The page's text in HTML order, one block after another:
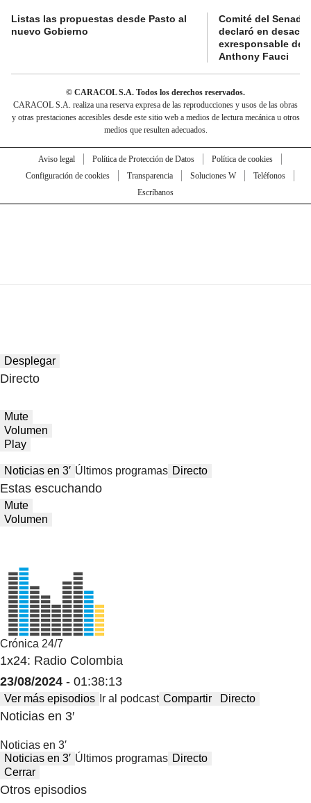
Listas las propuestas desde Pasto al
nuevo Gobierno
Comité del Senado
declaró en
exresponsable de
Anthony Fauci
© CARACOL S.A. Todos los derechos reservados.
CARACOL S.A. realiza una reserva expresa de las reproducciones y usos de las obras
y otras prestaciones accesibles desde este sitio web a medios de lectura mecánica u otros
medios que resulten adecuados.
Aviso legal Política de Protección de Datos
Política de cookies
Configuración de cookies
Transparencia Soluciones W
Teléfonos
Escríbanos
Desplegar
Directo
Mute
Volumen
Play
Noticias en 3′ Últimos programas Directo
Estas escuchando
Mute
Volumen
Crónica 24/7
1x24: Radio Colombia
23/08/2024 - 01:38:13
Ver más episodios Ir al podcast Compartir Directo
Noticias en 3′
Noticias en 3′
Noticias en 3′ Últimos programas Directo
Cerrar
Otros episodios